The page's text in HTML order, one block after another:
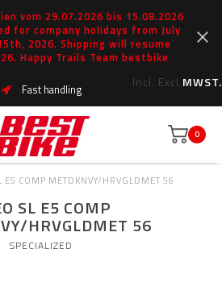
vom 29.07.2026 bis 15.08.2026
for company holidays from July
2026. Shipping will resume
Happy Trails Team bestbike
Incl. Excl.MWST.
Fast handling
0
E5 COMP METDKNVY/HRVGLDMET 56
SL E5 COMP
HRVGLDMET 56
SPECIALIZED